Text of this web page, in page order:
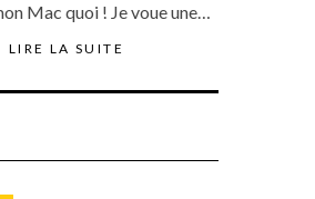
Mac quoi ! Je voue une…
LIRE LA SUITE